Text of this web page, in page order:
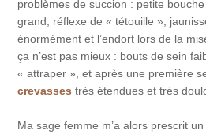
problèmes de succion : petite bouche
grand, réflexe de « tétouille »,
énormément et l’endort lors de la
ça n’est pas mieux : bouts de sein
« attraper », et après une première
crevassestrès étendues et très
Ma sage femme m’a alors prescrit